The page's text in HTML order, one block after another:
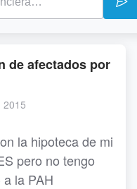
de afectados por
2015
la hipoteca de mi
pero no tengo
la PAH